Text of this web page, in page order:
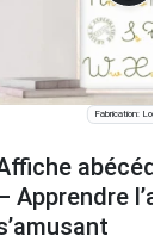
Fabrication:
Apprendre